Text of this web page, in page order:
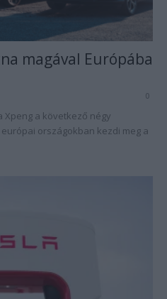
magával Európába
0
Xpeng a következő négy
országokban kezdi meg a